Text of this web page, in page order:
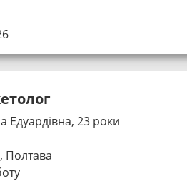
Едуардівна, 23 роки
Полтава